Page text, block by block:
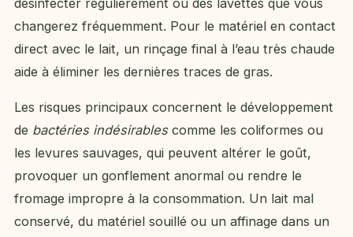
changerez fréquemment. Pour le matériel en contact
direct avec le lait, un rinçage final à l’eau très chaude
aide à éliminer les dernières traces de gras.
Les risques principaux concernent le développement
de bactéries indésirablescomme les coliformes ou
les levures sauvages, qui peuvent altérer le goût,
provoquer un gonflement anormal ou rendre le
fromage impropre à la consommation. Un lait mal
conservé, du matériel souillé ou un affinage dans un